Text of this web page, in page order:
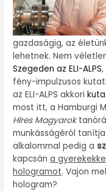
gazdaságig, az
lehetnek. Nem
Szegeden az ELI-ALPS
fény-impulzusos
az ELI-ALPS akkori
most itt, a Hamburgi
Híres Magyarok
munkásságéról
alkalommal pedig a
kapcsána
hologramot. Vajon
hologram?